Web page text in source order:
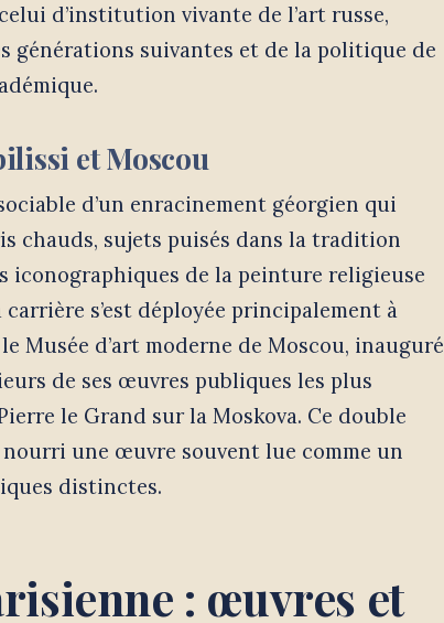
d’institution vivante de l’art russe,
générations suivantes et de la politique de
et Moscou
d’un enracinement géorgien qui
chauds, sujets puisés dans la tradition
iconographiques de la peinture religieuse
carrière s’est déployée principalement à
Musée d’art moderne de Moscou, inauguré
de ses œuvres publiques les plus
le Grand sur la Moskova. Ce double
une œuvre souvent lue comme un
distinctes.
: œuvres et